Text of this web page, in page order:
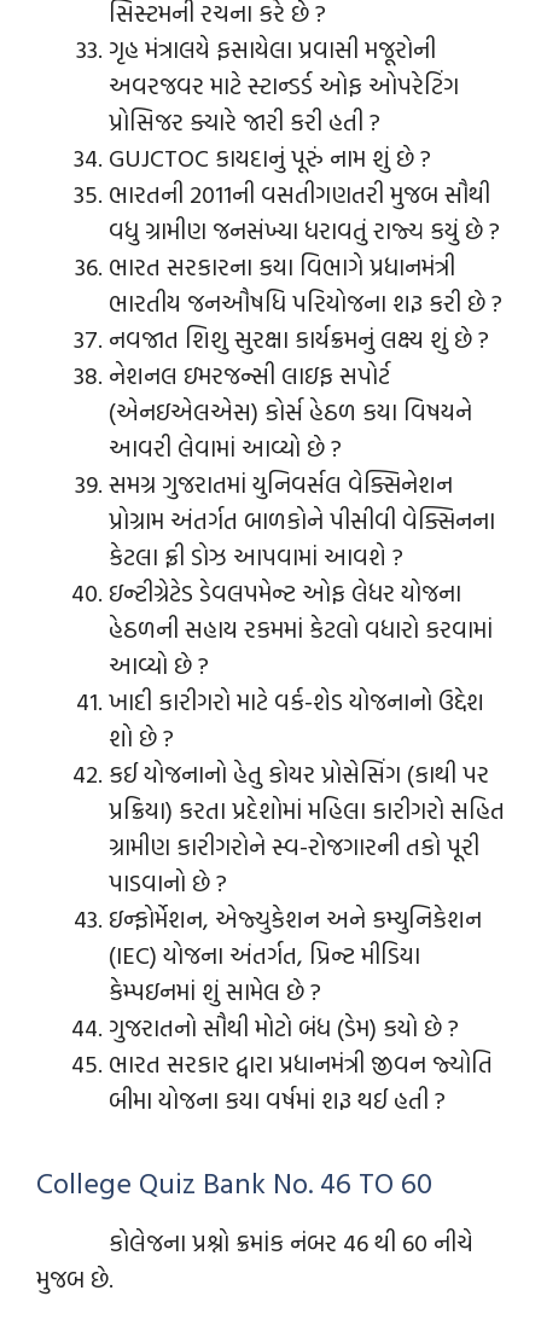
સિસ્ટમની રચના કરે છે ?
ગૃહ મંત્રાલયે ફસાયેલા પ્રવાસી મજૂરોની
અવરજવર માટે સ્ટાન્ડર્ડ ઓફ ઓપરેટિંગ
પ્રોસિજર ક્યારે જારી કરી હતી ?
GUJCTOC કાયદાનું પૂરું નામ શું છે ?
ભારતની 2011ની વસતીગણતરી મુજબ સૌથી
વધુ ગ્રામીણ જનસંખ્યા ધરાવતું રાજ્ય કયું છે ?
ભારત સરકારના કયા વિભાગે પ્રધાનમંત્રી
ભારતીય જનઔષધિ પરિયોજના શરૂ કરી છે ?
નવજાત શિશુ સુરક્ષા કાર્યક્રમનું લક્ષ્ય શું છે ?
નેશનલ ઇમરજન્સી લાઇફ સપોર્ટ
(એનઇએલએસ) કોર્સ હેઠળ કયા વિષયને
આવરી લેવામાં આવ્યો છે ?
સમગ્ર ગુજરાતમાં યુનિવર્સલ વેક્સિનેશન
પ્રોગ્રામ અંતર્ગત બાળકોને પીસીવી વેક્સિનના
કેટલા ફ્રી ડોઝ આપવામાં આવશે ?
ઇન્ટીગ્રેટેડ ડેવલપમેન્ટ ઓફ લેધર યોજના
હેઠળની સહાય રકમમાં કેટલો વધારો કરવામાં
આવ્યો છે ?
ખાદી કારીગરો માટે વર્ક-શેડ યોજનાનો ઉદ્દેશ
શો છે ?
કઈ યોજનાનો હેતુ કોયર પ્રોસેસિંગ (કાથી પર
પ્રક્રિયા) કરતા પ્રદેશોમાં મહિલા કારીગરો સહિત
ગ્રામીણ કારીગરોને સ્વ-રોજગારની તકો પૂરી
પાડવાનો છે ?
ઇન્ફોર્મેશન, એજ્યુકેશન અને કમ્યુનિકેશન
(IEC) યોજના અંતર્ગત, પ્રિન્ટ મીડિયા
કેમ્પઇનમાં શું સામેલ છે ?
ગુજરાતનો સૌથી મોટો બંધ (ડેમ) કયો છે ?
ભારત સરકાર દ્વારા પ્રધાનમંત્રી જીવન જ્યોતિ
બીમા યોજના કયા વર્ષમાં શરૂ થઈ હતી ?
College Quiz Bank No. 46 TO 60
કોલેજના પ્રશ્નો ક્રમાંક નંબર 46 થી 60 નીચે
મુજબ છે.